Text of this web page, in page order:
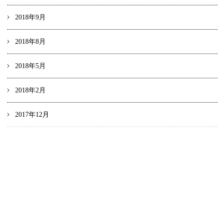
2018年9月
2018年8月
2018年5月
2018年2月
2017年12月